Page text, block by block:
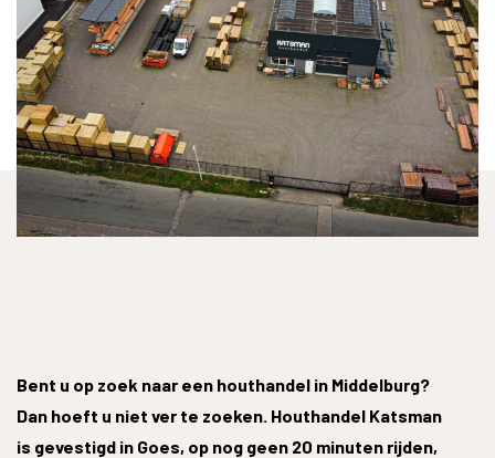
Bent u op zoek naar een houthandel in Middelburg?
Dan hoeft u niet ver te zoeken. Houthandel Katsman
is gevestigd in Goes, op nog geen 20 minuten rijden,